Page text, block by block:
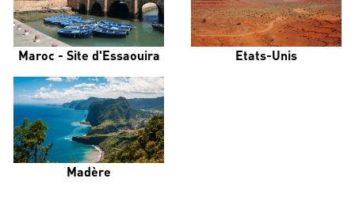
Maroc - Site d'Essaouira Etats-Unis
Madère